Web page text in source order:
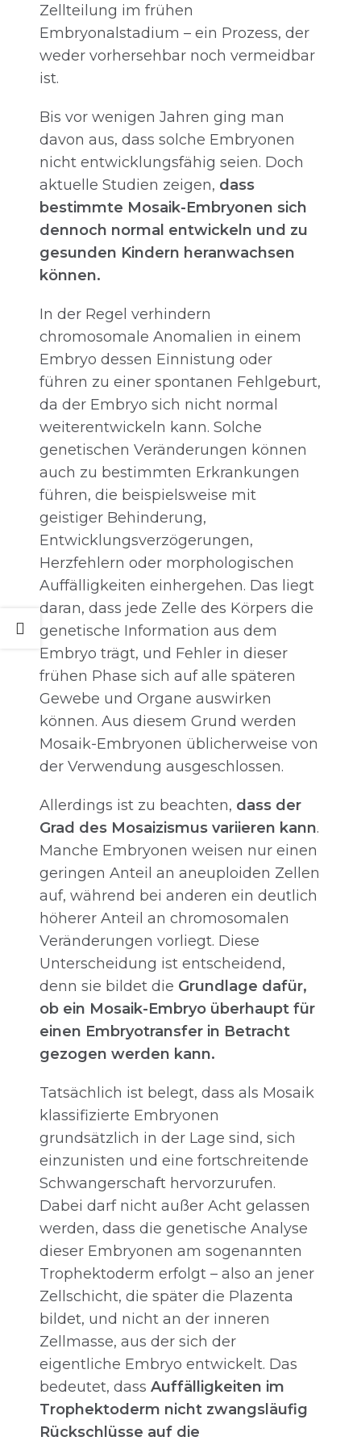
Zellteilung im frühen
Embryonalstadium – ein Prozess, der
weder vorhersehbar noch vermeidbar
ist.
Bis vor wenigen Jahren ging man
davon aus, dass solche Embryonen
nicht entwicklungsfähig seien. Doch
aktuelle Studien zeigen, dass
bestimmte Mosaik-Embryonen sich
dennoch normal entwickeln und zu
gesunden Kindern heranwachsen
können.
In der Regel verhindern
chromosomale Anomalien in einem
Embryo dessen Einnistung oder
führen zu einer spontanen Fehlgeburt,
da der Embryo sich nicht normal
weiterentwickeln kann. Solche
genetischen Veränderungen können
auch zu bestimmten Erkrankungen
führen, die beispielsweise mit
geistiger Behinderung,
Entwicklungsverzögerungen,
Herzfehlern oder morphologischen
Auffälligkeiten einhergehen. Das liegt
daran, dass jede Zelle des Körpers die
genetische Information aus dem
Embryo trägt, und Fehler in dieser
frühen Phase sich auf alle späteren
Gewebe und Organe auswirken
können. Aus diesem Grund werden
Mosaik-Embryonen üblicherweise von
der Verwendung ausgeschlossen.
Allerdings ist zu beachten, dass der
Grad des Mosaizismus variieren kann.
Manche Embryonen weisen nur einen
geringen Anteil an aneuploiden Zellen
auf, während bei anderen ein deutlich
höherer Anteil an chromosomalen
Veränderungen vorliegt. Diese
Unterscheidung ist entscheidend,
denn sie bildet die Grundlage dafür,
ob ein Mosaik-Embryo überhaupt für
einen Embryotransfer in Betracht
gezogen werden kann.
Tatsächlich ist belegt, dass als Mosaik
klassifizierte Embryonen
grundsätzlich in der Lage sind, sich
einzunisten und eine fortschreitende
Schwangerschaft hervorzurufen.
Dabei darf nicht außer Acht gelassen
werden, dass die genetische Analyse
dieser Embryonen am sogenannten
Trophektoderm erfolgt – also an jener
Zellschicht, die später die Plazenta
bildet, und nicht an der inneren
Zellmasse, aus der sich der
eigentliche Embryo entwickelt. Das
bedeutet, dass Auffälligkeiten im
Trophektoderm nicht zwangsläufig
Rückschlüsse auf die